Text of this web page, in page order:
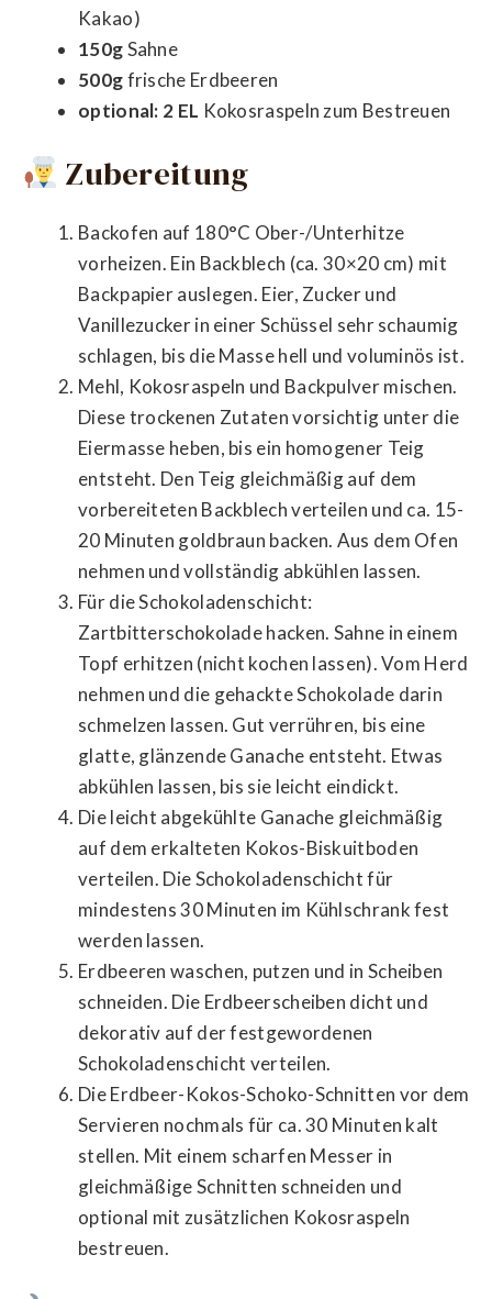
Kakao)
150gSahne
500gfrische Erdbeeren
optional: 2 EL Kokosraspeln zum Bestreuen
Zubereitung
Backofen auf 180°C Ober-/Unterhitze
vorheizen. Ein Backblech (ca. 30×20 cm) mit
Backpapier auslegen. Eier, Zucker und
Vanillezucker in einer Schüssel sehr schaumig
schlagen, bis die Masse hell und voluminös ist.
Mehl, Kokosraspeln und Backpulver mischen.
Diese trockenen Zutaten vorsichtig unter die
Eiermasse heben, bis ein homogener Teig
entsteht. Den Teig gleichmäßig auf dem
vorbereiteten Backblech verteilen und ca. 15-
20 Minuten goldbraun backen. Aus dem Ofen
nehmen und vollständig abkühlen lassen.
Für die Schokoladenschicht:
Zartbitterschokolade hacken. Sahne in einem
Topf erhitzen (nicht kochen lassen). Vom Herd
nehmen und die gehackte Schokolade darin
schmelzen lassen. Gut verrühren, bis eine
glatte, glänzende Ganache entsteht. Etwas
abkühlen lassen, bis sie leicht eindickt.
Die leicht abgekühlte Ganache gleichmäßig
auf dem erkalteten Kokos-Biskuitboden
verteilen. Die Schokoladenschicht für
mindestens 30 Minuten im Kühlschrank fest
werden lassen.
Erdbeeren waschen, putzen und in Scheiben
schneiden. Die Erdbeerscheiben dicht und
dekorativ auf der festgewordenen
Schokoladenschicht verteilen.
Die Erdbeer-Kokos-Schoko-Schnitten vor dem
Servieren nochmals für ca. 30 Minuten kalt
stellen. Mit einem scharfen Messer in
gleichmäßige Schnitten schneiden und
optional mit zusätzlichen Kokosraspeln
bestreuen.